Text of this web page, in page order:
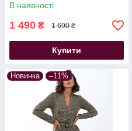
В наявності
1 490 ₴ 1 690 ₴
Купити
Новинка –11%